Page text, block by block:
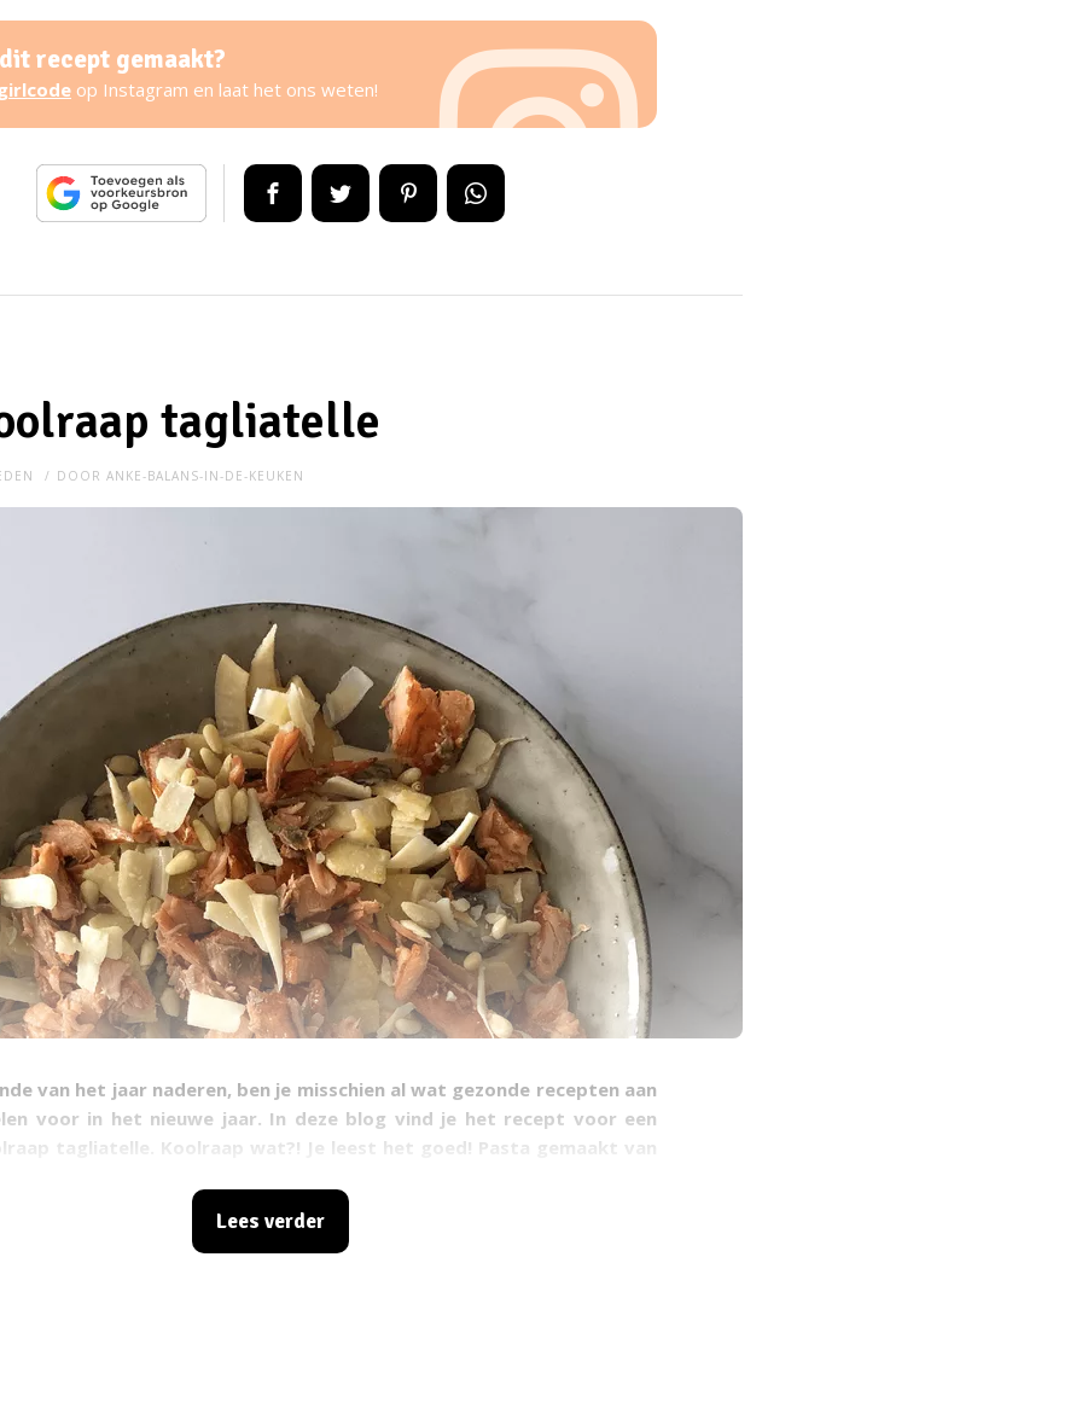
recept gemaakt?
op Instagram en laat het ons weten!
tagliatelle
DOOR ANKE-BALANS-IN-DE-KEUKEN
van het jaar naderen, ben je misschien al wat gezonde recepten aan
voor in het nieuwe jaar. In deze blog vind je het recept voor een
tagliatelle. Koolraap wat?! Je leest het goed! Pasta gemaakt van
Lees verder